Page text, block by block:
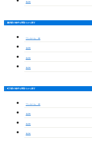
3LDK
藤浪駅の物件を間取りから探す
ワンルーム・1K
1LDK
2LDK
3LDK
町方駅の物件を間取りから探す
ワンルーム・1K
1LDK
2LDK
3LDK